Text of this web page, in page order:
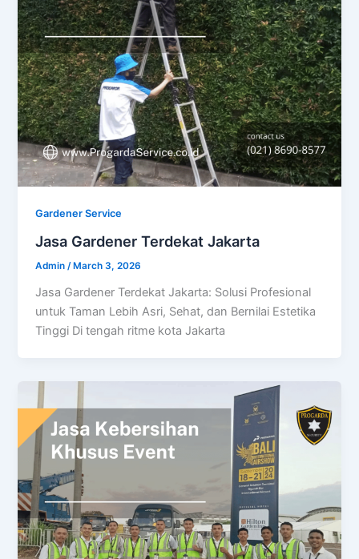
Gardener Service
Jasa Gardener Terdekat Jakarta
Admin/ March 3, 2026
Jasa Gardener Terdekat Jakarta: Solusi Profesional
untuk Taman Lebih Asri, Sehat, dan Bernilai Estetika
Tinggi Di tengah ritme kota Jakarta